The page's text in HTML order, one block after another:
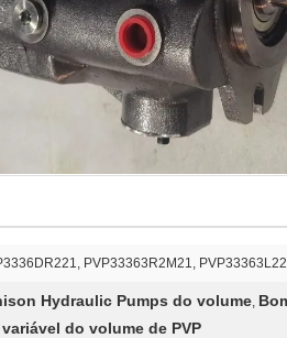
PVP33363R2M21,
Hydraulic Pumps do volume,
do volume de PVP